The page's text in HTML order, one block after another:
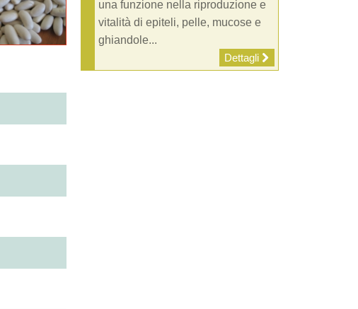
una funzione nella riproduzione e
vitalità di epiteli, pelle, mucose e
ghiandole...
Dettagli